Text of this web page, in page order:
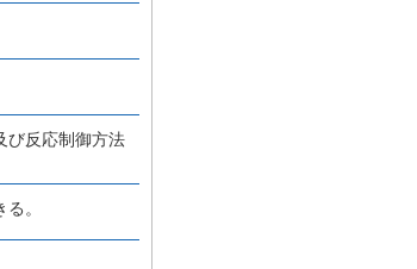
び反応制御方法
。